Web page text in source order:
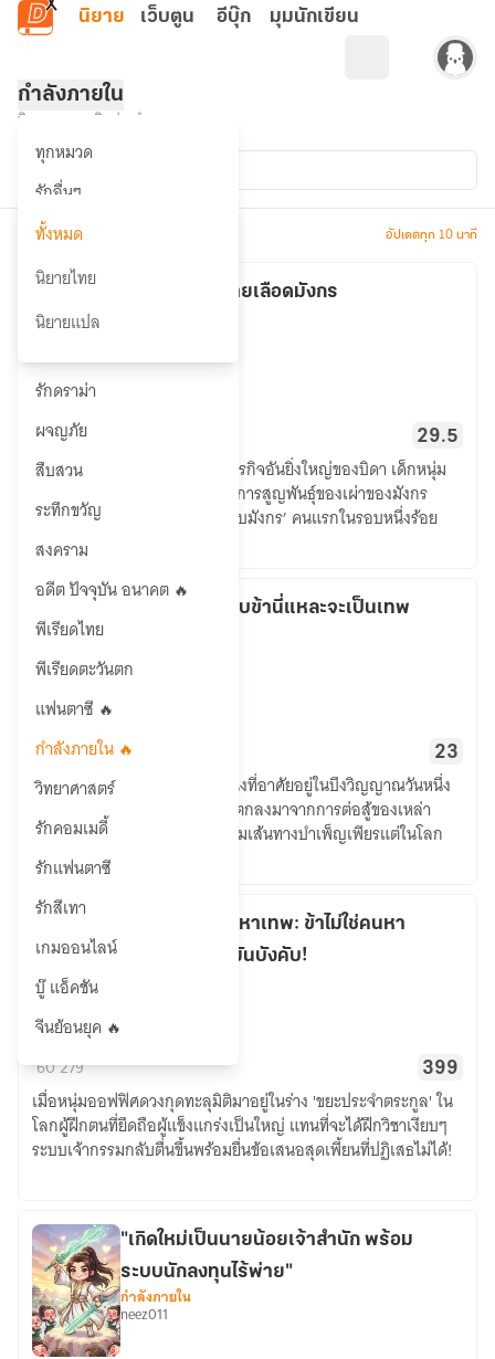
ข้ามไปยังเนื้อหาหลัก
นิยาย เว็บตูน อีบุ๊ก มุมนักเขียน
กำลังภายใน
ทุกหมวด
รักอื่นๆ
วาย 🔥
ยูริ
รักหวานแหวว 🔥
รักดราม่า
ผจญภัย
สืบสวน
ระทึกขวัญ
สงคราม
อดีต ปัจจุบัน อนาคต 🔥
พีเรียดไทย
พีเรียดตะวันตก
แฟนตาซี 🔥
กำลังภายใน 🔥
วิทยาศาสตร์
รักคอมเมดี้
รักแฟนตาซี
รักสีเทา
เกมออนไลน์
บู๊ แอ็คชัน
จีนย้อนยุค 🔥
นิยายขายยอดฮิตประจำหมวด
ทั้งหมด
ทั้งหมด
นิยายไทย
นิยายแปล
จำนวน 232 รายการ อัปเดตทุก 10 นาที
เทพ
สงคราม
สาย
เลือด
เทพสงครามสายเลือดมังกร
4.42K610.9K 29.5
เขาจำต้องแบกรับและสานต่อภารกิจอันยิ่งใหญ่ของบิดา เด็กหนุ่ม
หลงเฉินค่อยๆค้นพบปริศนาแห่งการสูญพันธุ์ของเผ่าของมังกร
….จนในที่สุดก็ได้กลายเป็น ‘นักรบมังกร’ คนแรกในรอบหนึ่งร้อย
ล้านปี!
(จบ
แบบ
ข้า
แหละ
จะ
เทพ
เซียน
(จบแล้ว)กบแบบข้านี่แหละจะเป็นเทพ
กำลังภายใน
Bank100
15126 23
“อ๊บน้อย” กบภูเขาธรรมดาตัวหนึ่งที่อาศัยอยู่ในบึงวิญญาณวันหนึ่ง
มันได้กิน “บัวสวรรค์เก้ากลีบ” ที่ตกลงมาจากการต่อสู้ของเหล่า
เซียน ทำให้เปิดสติปัญญาและเริ่มเส้นทางบำเพ็ญเพียรแต่ในโลก
แห่งนี้ สัตว์อสูรทุก
ตัว
เลือก
มหาเทพ:
ข้า
หา
เรื่อง
แต่
ระบบ
มัน
ระบบตัวเลือกมหาเทพ: ข้าไม่ใช่คนหา
เรื่อง แต่ระบบมันบังคับ!
60279 399
เมื่อหนุ่มออฟฟิศดวงกุดทะลุมิติมาอยู่ในร่าง 'ขยะประจำตระกูล' ใน
โลกผู้ฝึกตนที่ยึดถือผู้แข็งแกร่งเป็นใหญ่ แทนที่จะได้ฝึกวิชาเงียบๆ
ระบบเจ้ากรรมกลับตื่นขึ้นพร้อมยื่นข้อเสนอสุดเพี้ยนที่ปฏิเสธไม่ได้!
"เกิดใหม่เป็นนายน้อยเจ้าสำนัก พร้อม
ระบบนักลงทุนไร้พ่าย"
กำลังภายใน
neez011